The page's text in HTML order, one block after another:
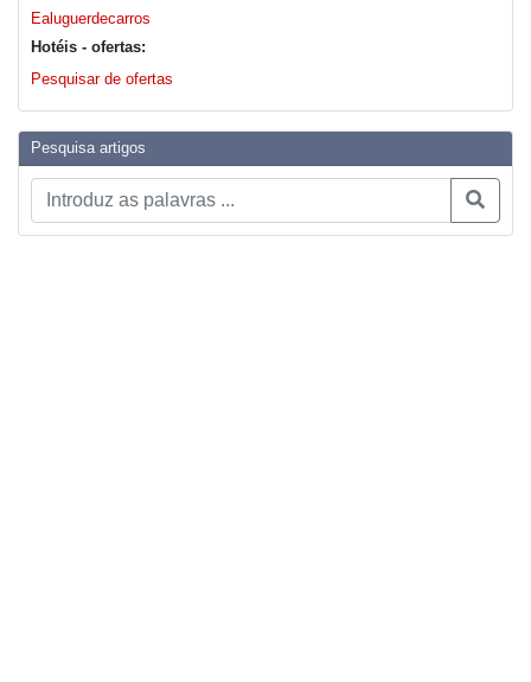
Ealuguerdecarros
Hotéis - ofertas:
Pesquisar de ofertas
Pesquisa artigos